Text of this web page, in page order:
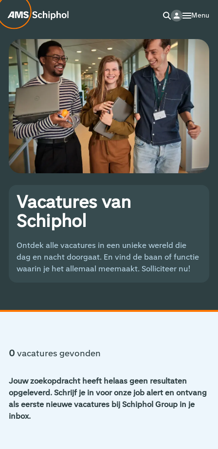
Menu
Vacatures van
Schiphol
Ontdek alle vacatures in een unieke wereld die
dag en nacht doorgaat. En vind de baan of functie
waarin je het allemaal meemaakt. Solliciteer nu!
0 vacatures gevonden
Jouw zoekopdracht heeft helaas geen resultaten
opgeleverd. Schrijf je in voor onze job alert en ontvang
als eerste nieuwe vacatures bij Schiphol Group in je
inbox.